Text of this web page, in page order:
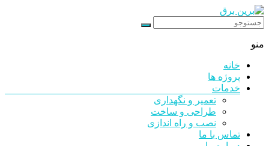
رد
شدن
محتوا
برین
برق
شرکت
فنی
مهندسی
منو
خانه
پروژه ها
خدمات
تعمیر و نگهداری
طراحی و ساخت
نصب و راه اندازی
تماس با ما